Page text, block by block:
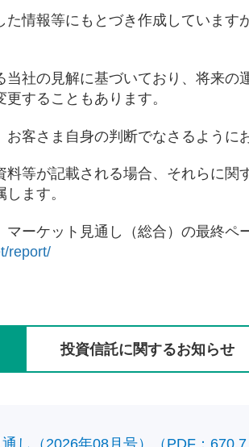
た情報等にもとづき作成しています
当社の見解に基づいており、将来の
することもあります。
客さま自身の判断でなさるように
料等が記載される場合、それらに関
ます。
ーケット見通し（総合）の最終ペ
report/
投資信託に関するお知らせ
し（2026年08月号）（PDF：670.7